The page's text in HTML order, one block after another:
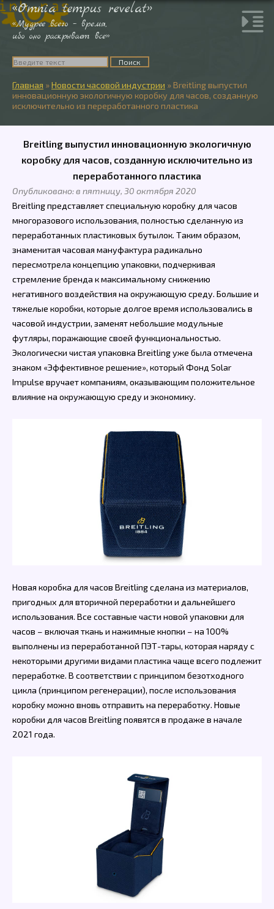
«Omnia tempus revelat»
«Мудрее всего – время,
ибо оно раскрывает все»
Главная »Новости часовой индустрии »Breitling выпустил
инновационную экологичную коробку для часов, созданную
исключительно из переработанного пластика
Breitling выпустил инновационную экологичную
коробку для часов, созданную исключительно из
переработанного пластика
Опубликовано: в пятницу, 30 октября 2020
Breitling представляет специальную коробку для часов
многоразового использования, полностью сделанную из
переработанных пластиковых бутылок. Таким образом,
знаменитая часовая мануфактура радикально
пересмотрела концепцию упаковки, подчеркивая
стремление бренда к максимальному снижению
негативного воздействия на окружающую среду. Большие и
тяжелые коробки, которые долгое время использовались в
часовой индустрии, заменят небольшие модульные
футляры, поражающие своей функциональностью.
Экологически чистая упаковка Breitling уже была отмечена
знаком «Эффективное решение», который Фонд Solar
Impulse вручает компаниям, оказывающим положительное
влияние на окружающую среду и экономику.
Новая коробка для часов Breitling сделана из материалов,
пригодных для вторичной переработки и дальнейшего
использования. Все составные части новой упаковки для
часов – включая ткань и нажимные кнопки – на 100%
выполнены из переработанной ПЭТ-тары, которая наряду с
некоторыми другими видами пластика чаще всего подлежит
переработке. В соответствии с принципом безотходного
цикла (принципом регенерации), после использования
коробку можно вновь отправить на переработку. Новые
коробки для часов Breitling появятся в продаже в начале
2021 года.